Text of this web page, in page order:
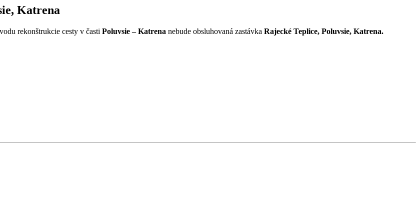
Katrena
rekonštrukcie cesty v časti Poluvsie – Katrena nebude obsluhovaná zastávka Rajecké Teplice, Poluvsie, Katrena.